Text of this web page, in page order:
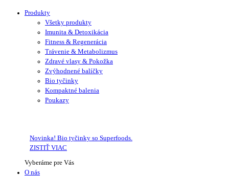
Produkty
Všetky produkty
Imunita & Detoxikácia
Fitness & Regenerácia
Trávenie & Metabolizmus
Zdravé vlasy & Pokožka
Zvýhodnené balíčky
Bio tyčinky
Kompaktné balenia
Poukazy
Novinka! Bio tyčinky so Superfoods.
ZISTIŤ VIAC
Vyberáme pre Vás
O nás